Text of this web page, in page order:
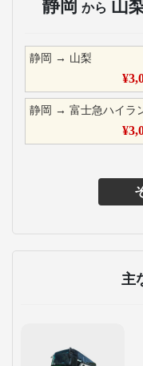
静岡 から 山
静岡 → 山梨
¥
静岡 → 富士急ハイラ
¥
主